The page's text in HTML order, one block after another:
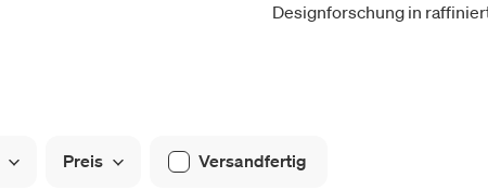
Designforschung in
Preis Versandfertig